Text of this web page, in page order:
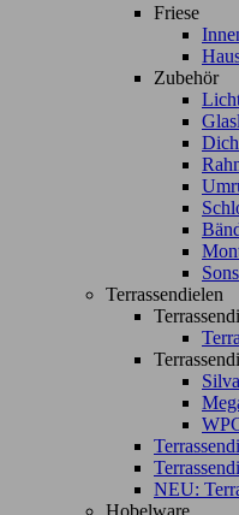
Friese
Zubehör
Terrassendielen
NEU: